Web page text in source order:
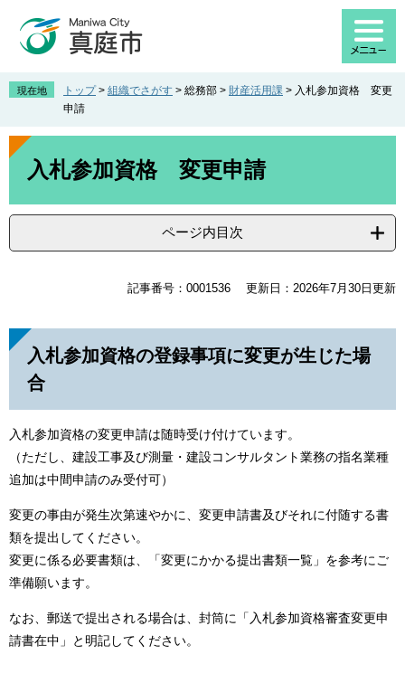
先
。
を
て
へ
現在地 トップ > 組織でさがす > 総務部 > 財産活用課 > 入札参加資格 変更
申請
本
入札参加資格 変更申請
ページ内目次
記事番号：0001536 更新日：2026年7月30日更新
入札参加資格の登録事項に変更が生じた場
合
入札参加資格の変更申請は随時受け付けています。
（ただし、建設工事及び測量・建設コンサルタント業務の指名業種
追加は中間申請のみ受付可）
変更の事由が発生次第速やかに、変更申請書及びそれに付随する書
類を提出してください。
変更に係る必要書類は、「変更にかかる提出書類一覧」を参考にご
準備願います。
なお、郵送で提出される場合は、封筒に「入札参加資格審査変更申
請書在中」と明記してください。